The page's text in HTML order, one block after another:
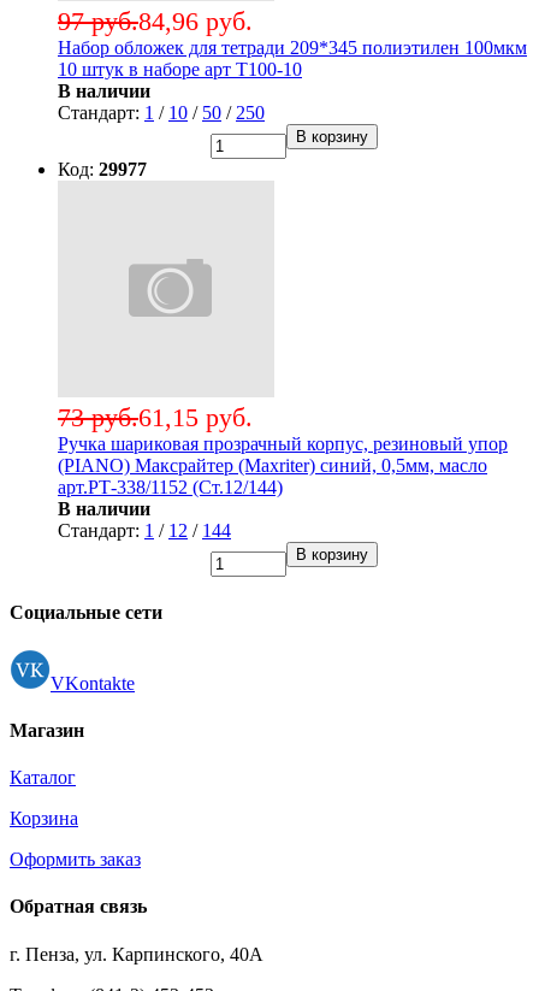
84,96 руб.
97 руб.
Набор обложек для тетради 209*345 полиэтилен 100мкм
10 штук в наборе арт Т100-10
В наличии
Стандарт: 1 / 10 / 50 / 250
В корзину
Код: 29977
61,15 руб.
73 руб.
Ручка шариковая прозрачный корпус, резиновый упор
(PIANO) Максрайтер (Maxriter) синий, 0,5мм, масло
арт.РТ-338/1152 (Ст.12/144)
В наличии
Стандарт: 1 / 12 / 144
В корзину
Социальные сети
VKontakte
Магазин
Каталог
Корзина
Оформить заказ
Обратная связь
г. Пенза, ул. Карпинского, 40А